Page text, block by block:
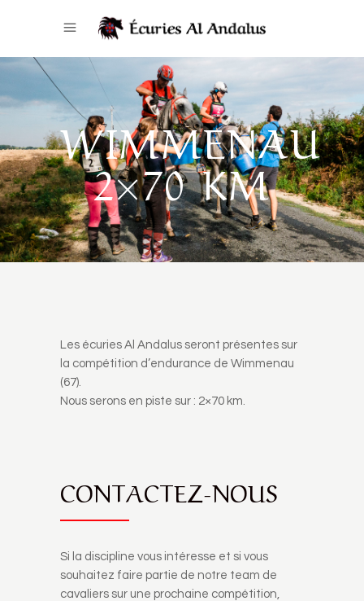
WIMMENAU
2×70 KM
Les écuries Al Andalus seront présentes sur
la compétition d’endurance de Wimmenau
(67).
Nous serons en piste sur : 2×70 km.
CONTACTEZ-NOUS
Si la discipline vous intéresse et si vous
souhaitez faire partie de notre team de
cavaliers sur une prochaine compétition,